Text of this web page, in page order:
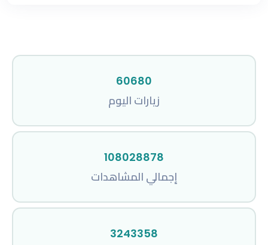
60680
زيارات اليوم
108028878
إجمالي المشاهدات
3243358